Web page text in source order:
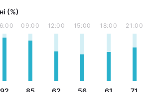
(%)
09:00 12:00 15:00 18:00 21:00